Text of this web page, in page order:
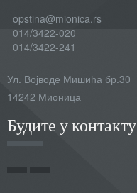
opstina@mionica.rs
014/3422-020
014/3422-241
Ул. Војводе Мишића бр.30
14242 Мионица
Будите у контакту